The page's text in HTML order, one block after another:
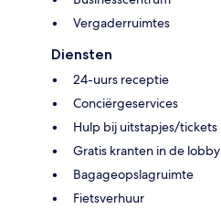
Vergaderruimtes
Diensten
24-uurs receptie
Conciërgeservices
Hulp bij uitstapjes/tickets
Gratis kranten in de lobby
Bagageopslagruimte
Fietsverhuur